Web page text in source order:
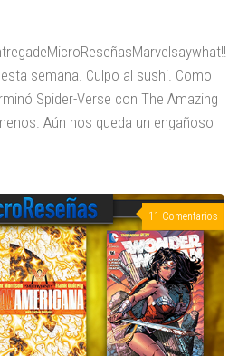
semana. Culpo al sushi. Como
Spider-Verse con The Amazing
Aún nos queda un engañoso
11 Comentarios